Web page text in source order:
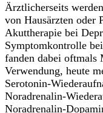
Ärztlicherseits
von Hausärzten oder
Akuttherapie bei
Symptomkontrolle
fanden dabei oftmals
Verwendung, heute
Serotonin-
Noradrenalin-
Noradrenalin-